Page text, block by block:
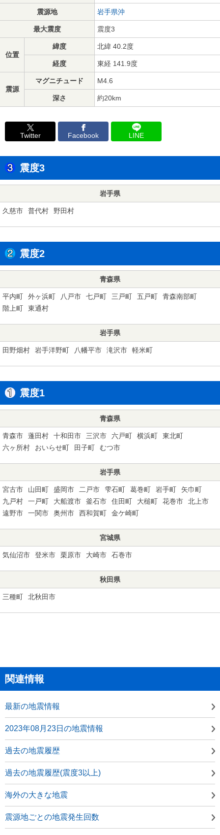
震源地 岩手県沖
最大震度 震度3
位置
緯度 北緯 40.2度
経度 東経 141.9度
震源
マグニチュード M4.6
深さ 約20km
Twitter Facebook LINE
震度3
岩手県
久慈市 普代村 野田村
震度2
青森県
平内町 外ヶ浜町 八戸市 七戸町 三戸町 五戸町
青森南部町
階上町
東通村
岩手県
田野畑村 岩手洋野町 八幡平市 滝沢市 軽米町
震度1
青森県
青森市 蓬田村 十和田市 三沢市 六戸町 横浜町
東北町
六ヶ所村
おいらせ町 田子町 むつ市
岩手県
宮古市 山田町 盛岡市 二戸市 雫石町 葛巻町 岩手町
矢巾町
九戸村
一戸町 大船渡市 釜石市 住田町 大槌町 花巻市
北上市
遠野市
一関市 奥州市 西和賀町 金ケ崎町
宮城県
気仙沼市 登米市 栗原市 大崎市 石巻市
秋田県
三種町 北秋田市
関連情報
最新の地震情報
2023年08月23日の地震情報
過去の地震履歴
過去の地震履歴(震度3以上)
海外の大きな地震
震源地ごとの地震発生回数